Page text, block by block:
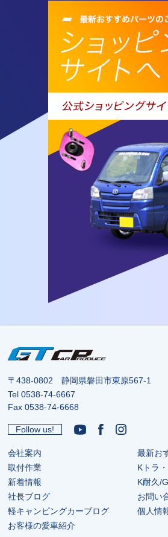
〒438-0802 静岡県磐田市東原567-1
Tel0538-74-6667
Fax 0538-74-6668
Follow us!
会社案内
取付作業
新着情報
社長ブログ
軽キャンピングカーブログ
お客様の愛車紹介
最新お
Kトラ
K耐久/
お問い
個人情